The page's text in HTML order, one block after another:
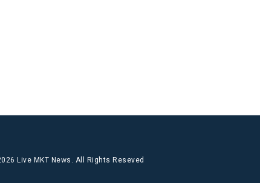
Live MKT News. All Rights Reseved